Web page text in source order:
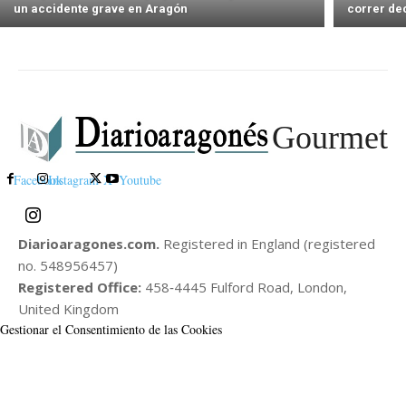
un accidente grave en Aragón
correr
Gourmet
FacebookInstagram X Youtube
Diarioaragones.com. Registered in England (registered
no. 548956457)
Registered Office: 458‑4445 Fulford Road, London,
United Kingdom
Gestionar el Consentimiento de las Cookies